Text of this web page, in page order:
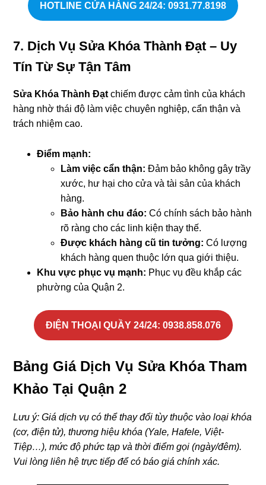
HOTLINE CỬA HÀNG 24/24: 0931.77.8198
7. Dịch Vụ Sửa Khóa Thành Đạt – Uy
Tín Từ Sự Tận Tâm
Sửa Khóa Thành Đạt chiếm được cảm tình của khách
hàng nhờ thái độ làm việc chuyên nghiệp, cẩn thận và
trách nhiệm cao.
Điểm mạnh:
Làm việc cẩn thận: Đảm bảo không gây trầy
xước, hư hại cho cửa và tài sản của khách
hàng.
Bảo hành chu đáo: Có chính sách bảo hành
rõ ràng cho các linh kiện thay thế.
Được khách hàng cũ tin tưởng: Có lượng
khách hàng quen thuộc lớn qua giới thiệu.
Khu vực phục vụ mạnh: Phục vụ đều khắp các
phường của Quận 2.
ĐIỆN THOẠI QUẦY 24/24: 0938.858.076
Bảng Giá Dịch Vụ Sửa Khóa Tham
Khảo Tại Quận 2
Lưu ý: Giá dịch vụ có thể thay đổi tùy thuộc vào loại khóa
(cơ, điện tử), thương hiệu khóa (Yale, Hafele, Việt-
Tiệp…), mức độ phức tạp và thời điểm gọi (ngày/đêm).
Vui lòng liên hệ trực tiếp để có báo giá chính xác.